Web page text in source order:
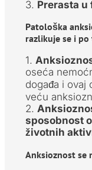
3. Prerasta u
Patološka
razlikuje se i
1.
oseća
događa i ovaj
veću
2.
sposobnost
životnih
Anksioznost se